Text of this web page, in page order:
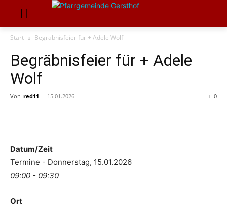
Start Begräbnisfeier für + Adele Wolf
Begräbnisfeier für + Adele
Wolf
Von red11 - 15.01.2026 0
Datum/Zeit
Termine - Donnerstag, 15.01.2026
09:00 - 09:30
Ort